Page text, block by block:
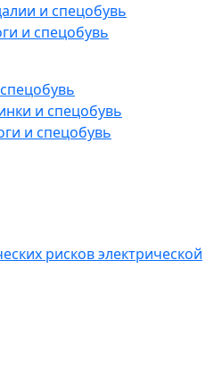
и спецобувь
и спецобувь
и спецобувь
и спецобувь
рисков электрической